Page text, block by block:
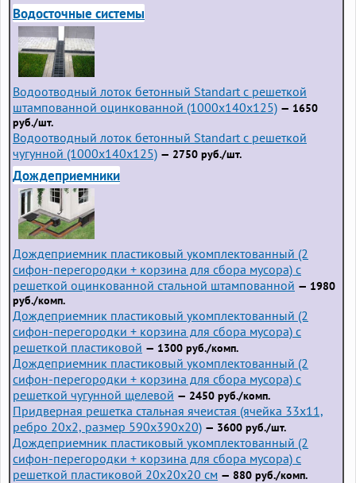
Водосточные системы
Водоотводный лоток бетонный Standart с решеткой
штампованной оцинкованной (1000x140x125) — 1650
руб./шт.
Водоотводный лоток бетонный Standart с решеткой
чугунной (1000x140x125) — 2750 руб./шт.
Дождеприемники
Дождеприемник пластиковый укомплектованный (2
сифон-перегородки + корзина для сбора мусора) с
решеткой оцинкованной стальной штампованной — 1980
руб./комп.
Дождеприемник пластиковый укомплектованный (2
сифон-перегородки + корзина для сбора мусора) с
решеткой пластиковой — 1300 руб./комп.
Дождеприемник пластиковый укомплектованный (2
сифон-перегородки + корзина для сбора мусора) с
решеткой чугунной щелевой — 2450 руб./комп.
Придверная решетка стальная ячеистая (ячейка 33x11,
ребро 20x2, размер 590x390x20) — 3600 руб./шт.
Дождеприемник пластиковый укомплектованный (2
сифон-перегородки + корзина для сбора мусора) с
решеткой пластиковой 20х20х20 см — 880 руб./комп.